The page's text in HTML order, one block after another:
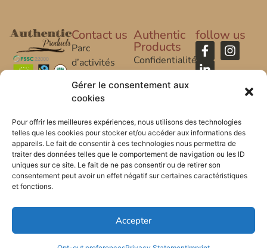
Gérer le consentement aux
cookies
Pour offrir les meilleures expériences, nous utilisons des technologies
telles que les cookies pour stocker et/ou accéder aux informations des
appareils. Le fait de consentir à ces technologies nous permettra de
traiter des données telles que le comportement de navigation ou les ID
uniques sur ce site. Le fait de ne pas consentir ou de retirer son
consentement peut avoir un effet négatif sur certaines caractéristiques
et fonctions.
Accepter
Contact us
Parc
d’activités
20 rue
33185 Le
Haillan –
FRANCE
*FR-BIO-01
Authentic
Products
Confidentialité
Legal Notice
follow us